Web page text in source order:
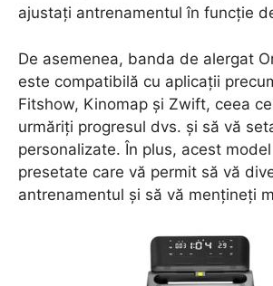
ajustați antrenamentul în funcție
De asemenea, banda de alergat
este compatibilă cu aplicații
Fitshow, Kinomap și Zwift, ceea
urmăriți progresul dvs. și să vă
personalizate. În plus, acest
presetate care vă permit să vă
antrenamentul și să vă mențineți